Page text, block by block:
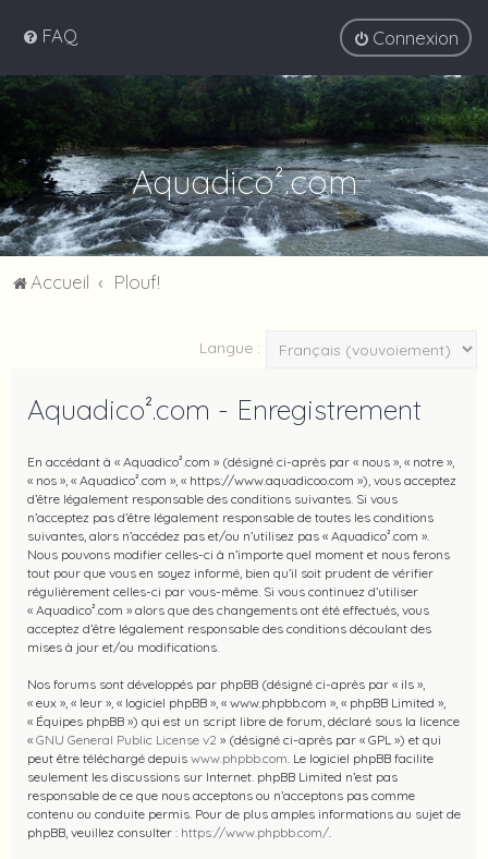
FAQ Connexion
Aquadico².com
Accueil Plouf!
Langue :
Aquadico².com - Enregistrement
En accédant à « Aquadico².com » (désigné ci-après par « nous », « notre »,
« nos », « Aquadico².com », « https://www.aquadicoo.com »), vous acceptez
d’être légalement responsable des conditions suivantes. Si vous
n’acceptez pas d’être légalement responsable de toutes les conditions
suivantes, alors n’accédez pas et/ou n’utilisez pas « Aquadico².com ».
Nous pouvons modifier celles-ci à n’importe quel moment et nous ferons
tout pour que vous en soyez informé, bien qu’il soit prudent de vérifier
régulièrement celles-ci par vous-même. Si vous continuez d’utiliser
« Aquadico².com » alors que des changements ont été effectués, vous
acceptez d’être légalement responsable des conditions découlant des
mises à jour et/ou modifications.
Nos forums sont développés par phpBB (désigné ci-après par « ils »,
« eux », « leur », « logiciel phpBB », « www.phpbb.com », « phpBB Limited »,
« Équipes phpBB ») qui est un script libre de forum, déclaré sous la licence
« GNU General Public License v2 » (désigné ci-après par « GPL ») et qui
peut être téléchargé depuis www.phpbb.com . Le logiciel phpBB facilite
seulement les discussions sur Internet. phpBB Limited n’est pas
responsable de ce que nous acceptons ou n’acceptons pas comme
contenu ou conduite permis. Pour de plus amples informations au sujet de
phpBB, veuillez consulter : https://www.phpbb.com/